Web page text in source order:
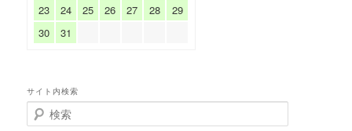
23
24 25 26 27 28
29
30
31
サイト内検索
検
索